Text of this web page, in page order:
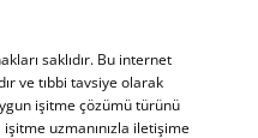
saklıdır. Bu internet
ve tıbbi tavsiye olarak
işitme çözümü türünü
uzmanınızla iletişime